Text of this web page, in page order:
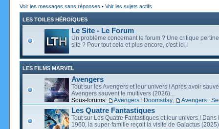
Voir les messages sans réponses • Voir les sujets actifs
LES TOILES HÉROÏQUES
Le Site - Le Forum
Un problème concernant le forum ? Une critique
site ? Pour tout cela et plus encore, c'est ici !
LES FILMS MARVEL
Avengers
Tout sur les Avengers et leur univers ! Après avoir
Avengers sauvent le multivers (2026)...
Sous-forums:
Avengers : Doomsday Avengers :
Les Quatre Fantastiques
Tout sur Les Quatre Fantastiques et leur univers ! Dans
1960, la super-famille reçoit la visite de Galactus